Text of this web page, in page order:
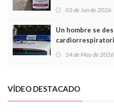
03 de Jun de 2026
Un hombre se
24 de May de 2026
VÍDEO DESTACADO